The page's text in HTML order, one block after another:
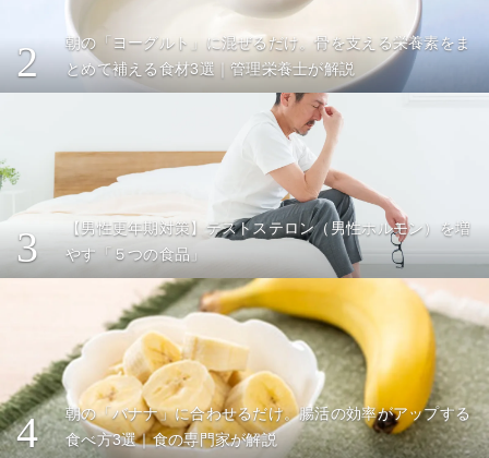
2
朝の「ヨーグルト」に混ぜるだけ。骨を支える栄養素をま
とめて補える食材3選｜管理栄養士が解説
3
【男性更年期対策】テストステロン（男性ホルモン）を増
やす「５つの食品」
4
朝の「バナナ」に合わせるだけ。腸活の効率がアップする
食べ方3選｜食の専門家が解説